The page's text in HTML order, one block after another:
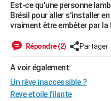
Mobiles
Meilleur smartphone
Internet
Ordinateurs
Jeux vidéo
Guide high-tech
+BRICOLAGE
Forum
Aménagement intérieur
Extérieur
Cuisine
Salle de bains
Jardinage
Rangement
Guides de France
Escapades
Patrimoine
Expositions
Musées
Week-end nature
Art de vivre
Bien-être
Loisirs
Mode
Modes de vie
Alimentation
Guide de la santé
Maladies
Médicaments
Sommeil
VOYAGE
Est-ce qu'une personne
Brésil pour aller s'installer
vraiment être embêter par la
Répondre (2) Partager
A voir également:
Un rêve inaccessible ?
Reve etoile filante